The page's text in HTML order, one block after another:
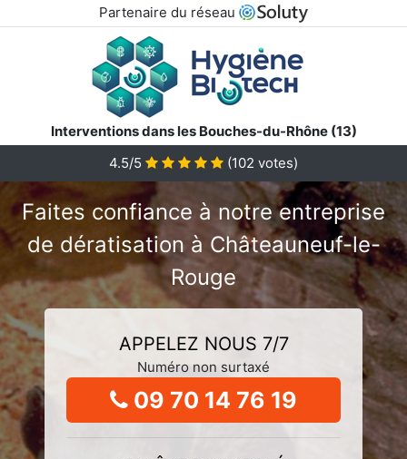
Partenaire du réseau
Interventions dans les Bouches-du-Rhône (13)
4.5/5
(102 votes)
Faites confiance à notre entreprise
de dératisation à Châteauneuf-le-
Rouge
APPELEZ NOUS 7/7
Numéro non surtaxé
09 70 14 76 19